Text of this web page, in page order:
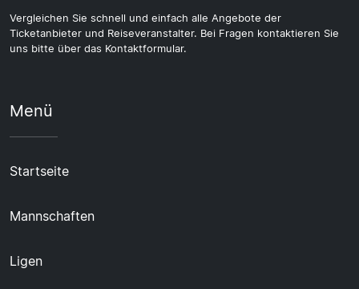
Vergleichen Sie schnell und einfach alle Angebote der
Ticketanbieter und Reiseveranstalter. Bei Fragen kontaktieren Sie
uns bitte über das Kontaktformular.
Menü
Startseite
Mannschaften
Ligen